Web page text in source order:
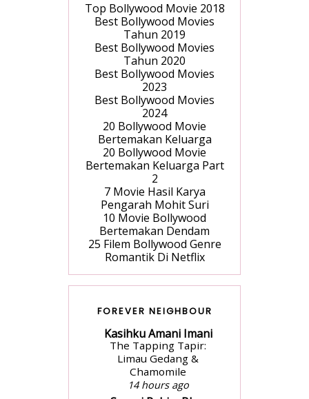
Top Bollywood Movie 2018
Best Bollywood Movies
Tahun 2019
Best Bollywood Movies
Tahun 2020
Best Bollywood Movies
2023
Best Bollywood Movies
2024
20 Bollywood Movie
Bertemakan Keluarga
20 Bollywood Movie
Bertemakan Keluarga Part
2
7 Movie Hasil Karya
Pengarah Mohit Suri
10 Movie Bollywood
Bertemakan Dendam
25 Filem Bollywood Genre
Romantik Di Netflix
FOREVER NEIGHBOUR
Kasihku Amani Imani
The Tapping Tapir:
Limau Gedang &
Chamomile
14 hours ago